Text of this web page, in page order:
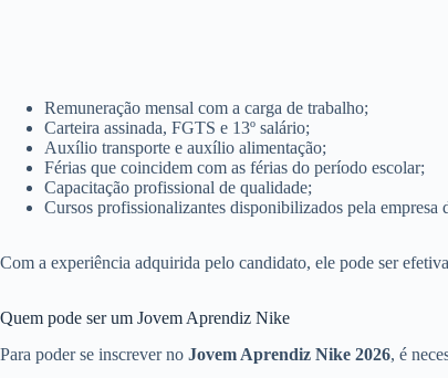
Remuneração mensal com a carga de trabalho;
Carteira assinada, FGTS e 13º salário;
Auxílio transporte e auxílio alimentação;
Férias que coincidem com as férias do período escolar;
Capacitação profissional de qualidade;
Cursos profissionalizantes disponibilizados pela empresa
Com a experiência adquirida pelo candidato, ele pode ser
Quem pode ser um Jovem Aprendiz Nike
Para poder se inscrever no Jovem Aprendiz Nike 2026, é